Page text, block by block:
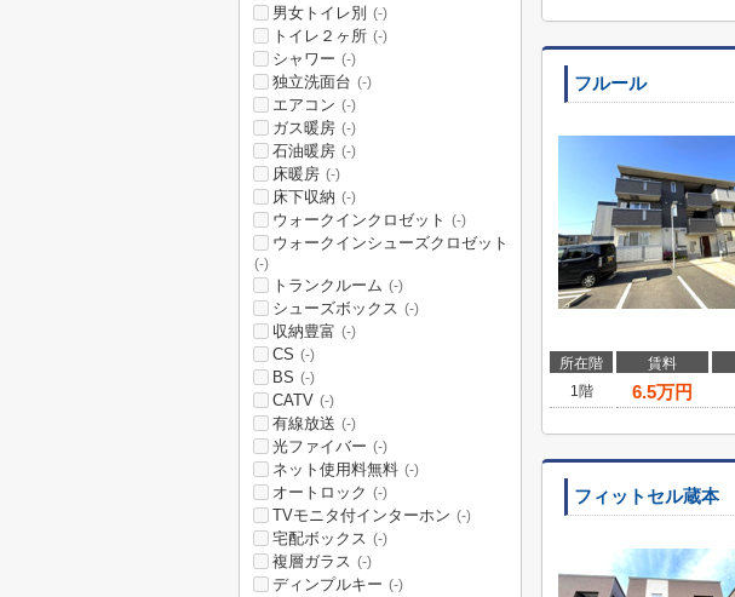
フルール
所在階 賃料
1階
6.5万円
フィットセル蔵本
男女トイレ別 (-)
トイレ２ヶ所 (-)
シャワー (-)
独立洗面台 (-)
エアコン (-)
ガス暖房 (-)
石油暖房 (-)
床暖房 (-)
床下収納 (-)
ウォークインクロゼット (-)
ウォークインシューズクロゼット
(-)
トランクルーム (-)
シューズボックス (-)
収納豊富 (-)
CS (-)
BS (-)
CATV (-)
有線放送 (-)
光ファイバー (-)
ネット使用料無料 (-)
オートロック (-)
TVモニタ付インターホン (-)
宅配ボックス (-)
複層ガラス (-)
ディンプルキー (-)